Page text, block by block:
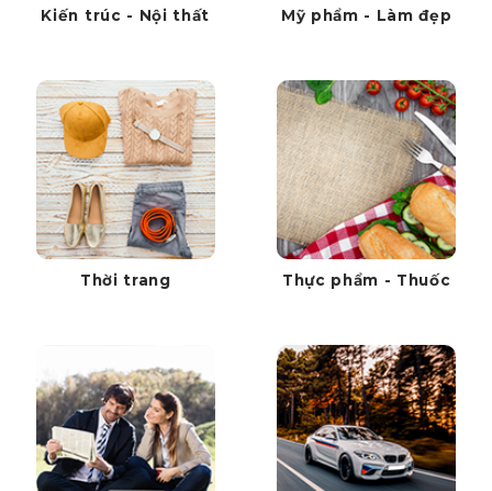
Kiến trúc - Nội thất Mỹ phẩm - Làm đẹp
Thời trang Thực phẩm - Thuốc